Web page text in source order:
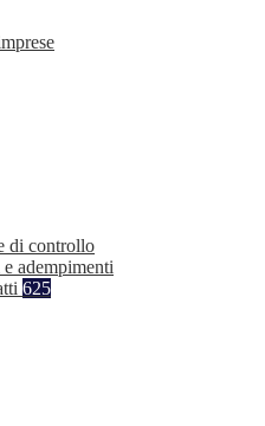
di controllo
adempimenti
625